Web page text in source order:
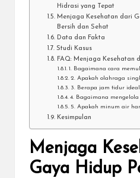
Hidrasi yang Tepat
Menjaga Kesehatan dari
Bersih dan Sehat
Data dan Fakta
Studi Kasus
FAQ: Menjaga Kesehatan
1. Bagaimana cara
2. Apakah olahraga
3. Berapa jam tidur
4. Bagaimana mengelola
5. Apakah minum air
Kesimpulan
Menjaga
Gaya Hidup